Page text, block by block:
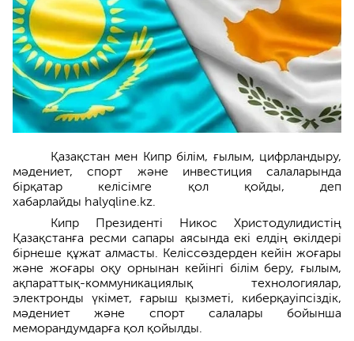
Қазақстан мен Кипр білім, ғылым, цифрландыру,
мәдениет, спорт және инвестиция салаларында
бірқатар келісімге қол қойды, деп
хабарлайды halyqline.kz.
Кипр Президенті Никос Христодулидистің
Қазақстанға ресми сапары аясында екі елдің өкілдері
бірнеше құжат алмасты. Келіссөздерден кейін жоғары
және жоғары оқу орнынан кейінгі білім беру, ғылым,
ақпараттық-коммуникациялық технологиялар,
электронды үкімет, ғарыш қызметі, киберқауіпсіздік,
мәдениет және спорт салалары бойынша
меморандумдарға қол қойылды.